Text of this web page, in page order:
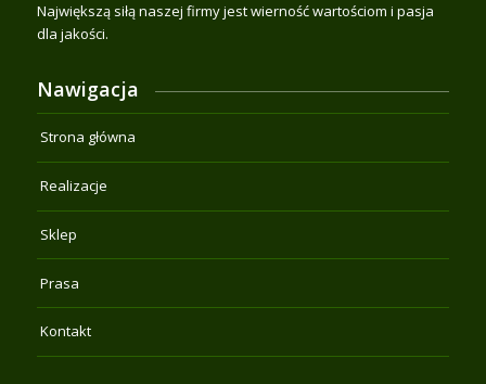
Największą siłą naszej firmy jest wierność wartościom i pasja
dla jakości.
Nawigacja
Strona główna
Realizacje
Sklep
Prasa
Kontakt